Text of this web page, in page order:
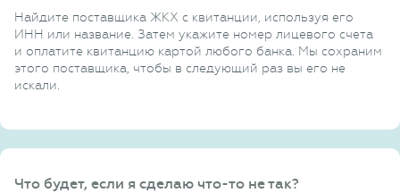
Найдите поставщика ЖКХ с квитанции, используя его
ИНН или название. Затем укажите номер лицевого счета
и оплатите квитанцию картой любого банка. Мы сохраним
этого поставщика, чтобы в следующий раз вы его не
искали.
Что будет, если я сделаю что-то не так?